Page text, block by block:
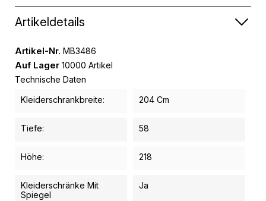
Artikeldetails
Artikel-Nr. MB3486
Auf Lager 10000 Artikel
Technische Daten
Kleiderschrankbreite:
204 Cm
Tiefe: 58
Höhe: 218
Kleiderschränke Mit
Spiegel
Ja